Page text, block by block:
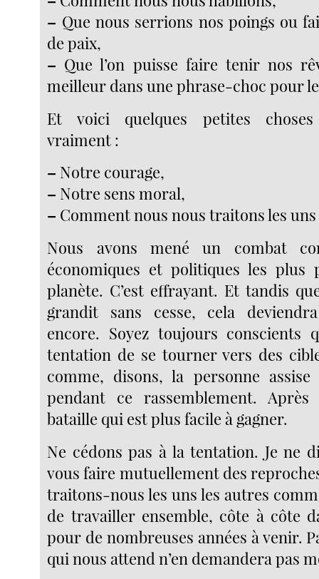
– Que nous serrions nos poings ou
de paix,
– Que l’on puisse faire tenir nos
meilleur dans une phrase-choc pour
Et voici quelques petites
vraiment :
– Notre courage,
– Notre sens moral,
– Comment nous nous traitons les
Nous avons mené un combat
économiques et politiques les plus
planète. C’est effrayant. Et tandis
grandit sans cesse, cela
encore. Soyez toujours conscients
tentation de se tourner vers des
comme, disons, la personne
pendant ce rassemblement.
bataille qui est plus facile à gagner.
Ne cédons pas à la tentation. Je ne
vous faire mutuellement des
traitons-nous les uns les autres
de travailler ensemble, côte à côte
pour de nombreuses années à venir.
qui nous attend n’en demandera pas